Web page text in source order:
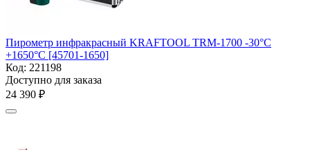
Пирометр инфракрасный KRAFTOOL TRM-1700 -30°С
+1650°С [45701-1650]
Код: 221198
Доступно для заказа
24 390 ₽